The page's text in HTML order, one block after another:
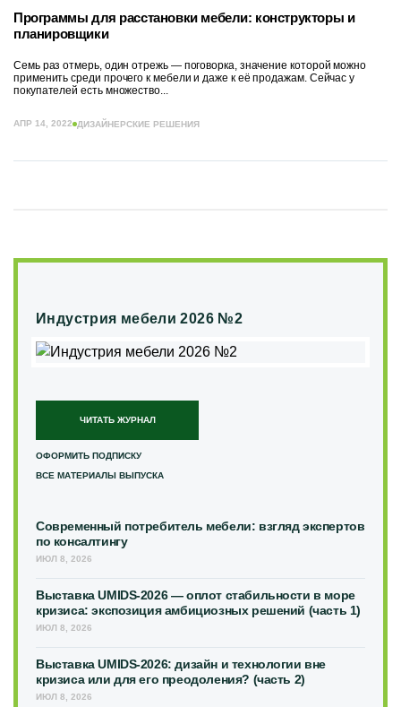
Программы для расстановки мебели: конструкторы и
планировщики
Семь раз отмерь, один отрежь — поговорка, значение которой можно
применить среди прочего к мебели и даже к её продажам. Сейчас у
покупателей есть множество...
АПР 14, 2022 ДИЗАЙНЕРСКИЕ РЕШЕНИЯ
Индустрия мебели 2026 №2
ЧИТАТЬ ЖУРНАЛ
ОФОРМИТЬ ПОДПИСКУ
ВСЕ МАТЕРИАЛЫ ВЫПУСКА
Современный потребитель мебели: взгляд экспертов
по консалтингу
ИЮЛ 8, 2026
Выставка UMIDS-2026 — оплот стабильности в море
кризиса: экспозиция амбициозных решений (часть 1)
ИЮЛ 8, 2026
Выставка UMIDS-2026: дизайн и технологии вне
кризиса или для его преодоления? (часть 2)
ИЮЛ 8, 2026